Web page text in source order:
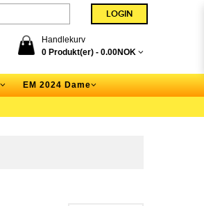
Handlekurv
0 Produkt(er) - 0.00NOK
EM 2024 Dame